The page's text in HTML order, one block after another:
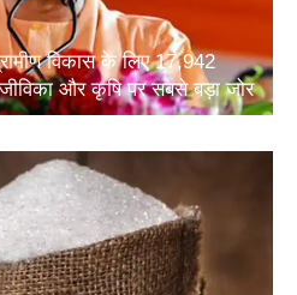
विकास के लिए 17,942
और कृषि पर सबसे बड़ा जोर